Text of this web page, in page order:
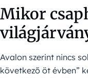
Mikor
Avalon szerint nincs
következő öt évben”